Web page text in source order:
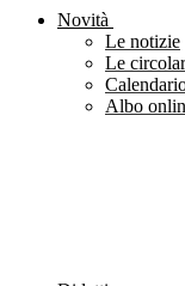
Novità
Le notizie
Le
Albo